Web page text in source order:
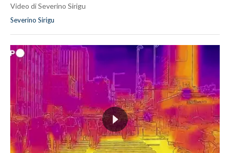
Video di Severino Sirigu
Severino Sirigu